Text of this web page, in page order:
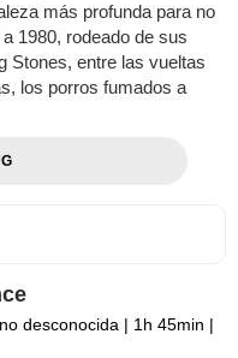
más profunda para no
1980, rodeado de sus
Stones, entre las vueltas
los porros fumados a
desconocida | 1h 45min |